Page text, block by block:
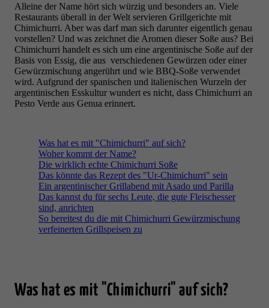
Alleine der Name hört sich würzig und besonders an. Viele
Restaurants überall in der Welt servieren Grillgerichte mit
Chimichurri. Aber was darf man sich darunter eigentlich genau
vorstellen? Und was zeichnet die Aromen dieser Soße aus? Bei
Chimichurri handelt es sich um eine argentinische Soße auf der
Basis von Essig, die aus verschiedenen Gewürzen oder einer
Gewürzmischung angerührt und wie BBQ-Soße verwendet
wird. Aufgrund der spanischen und italienischen Wurzeln der
argentinischen Esskultur wundert es nicht, dass Chimichurri an
Pesto Verde aus Genua erinnert.
Was hat es mit "Chimichurri" auf sich?
Woher kommt der Name?
Die wirklich echte Chimichurri Soße
Das könnte das Rezept des "Ur-Chimichurri" sein
Ein argentinischer Grillabend mit Asado und Parilla
Das kannst du für sechs Leute, die gute Fleischesser
sind, anrichten
So bereitest du die mit Chimichurri Gewürzmischung
verfeinerten Grillspeisen zu
Was hat es mit "Chimichurri" auf sich?